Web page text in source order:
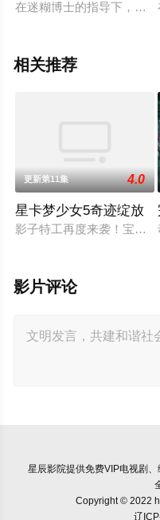
在迷糊博士的指导下，猪
相关推荐
更新第11集 4.0
星卡梦少女5奇迹绽放
影子特工再度来袭！宝石
影片评论
星辰影院提供免费VIP电视剧
Copyright © 2022
辽